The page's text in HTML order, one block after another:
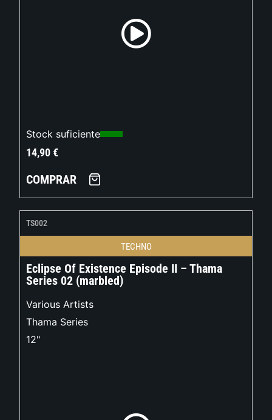
Stock suficiente
14,90€
COMPRAR
TS002
TECHNO
Eclipse Of Existence Episode II – Thama
Series 02 (marbled)
Various Artists
Thama Series
12"